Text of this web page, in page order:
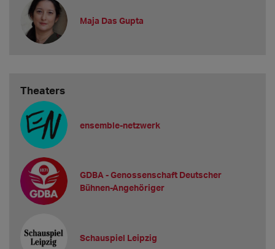
Maja Das Gupta
Theaters
ensemble-netzwerk
GDBA - Genossenschaft Deutscher
Bühnen-Angehöriger
Schauspiel Leipzig